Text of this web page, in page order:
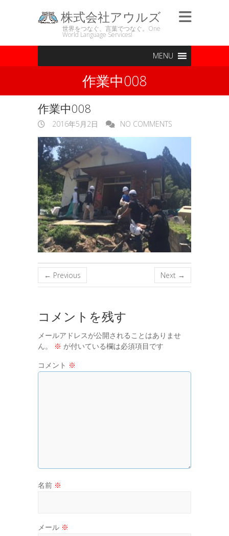
株式会社アウルズ
世界をつなぐ、言葉でつなぐ。One
World Language Services!
MENU
作業中008
作業中008
2016年5月2日 NO COMMENTS
← Previous Next →
コメントを残す
メールアドレスが公開されることはありませ
ん。
※ が付いている欄は必須項目です
コメント ※
名前 ※
メール ※